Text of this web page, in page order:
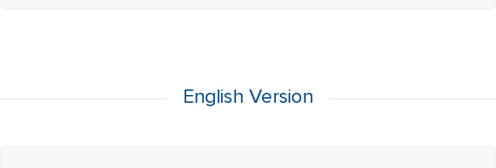
English Version